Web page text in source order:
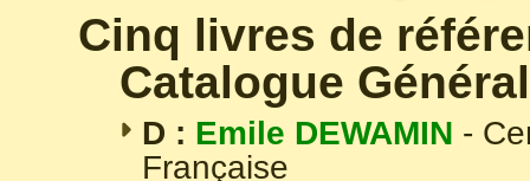
Cinq livres de
Catalogue
D : Emile DEWAMIN -
Française